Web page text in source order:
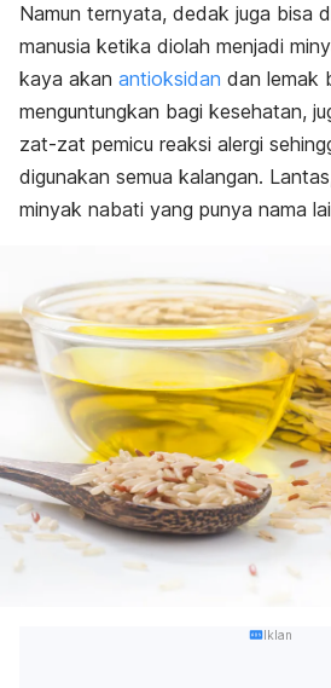
Namun ternyata, dedak juga bisa
manusia ketika diolah menjadi
kaya akan antioksidan dan lemak
menguntungkan bagi kesehatan,
zat-zat pemicu reaksi alergi
digunakan semua kalangan.
minyak nabati yang punya nama
Iklan